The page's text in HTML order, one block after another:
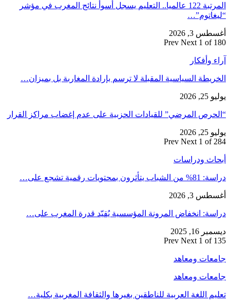
المرتبة 122 عالميا.. التعليم يسجل أسوأ نتائج المغرب في مؤشر
“ليغاتوم”…
أغسطس 3, 2026
Prev Next 1 of 180
آراء وأفكار
الخريطة السياسية المقبلة لا ترسم بإرادة المغاربة بل بميزان…
يوليو 25, 2026
“الحرص المرضي” للقيادات الحزبية على عدم إغضاب مراكز القرار
يوليو 25, 2026
Prev Next 1 of 284
أبحاث ودراسات
دراسة: 81% من الشباب يتأثرون بمحتويات رقمية تشجع على…
أغسطس 3, 2026
دراسة: انخفاض المرونة المؤسسية يُقيّد قدرة المغرب على…
ديسمبر 16, 2025
Prev Next 1 of 135
جامعات ومعاهد
جامعات ومعاهد
تعليم اللغة العربية للناطقين بغيرها والثقافة المغربية بكلية…